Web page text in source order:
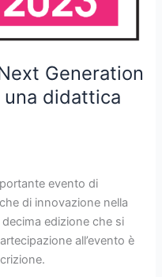
Generation
didattica
evento di
di innovazione nella
edizione che si
all’evento è